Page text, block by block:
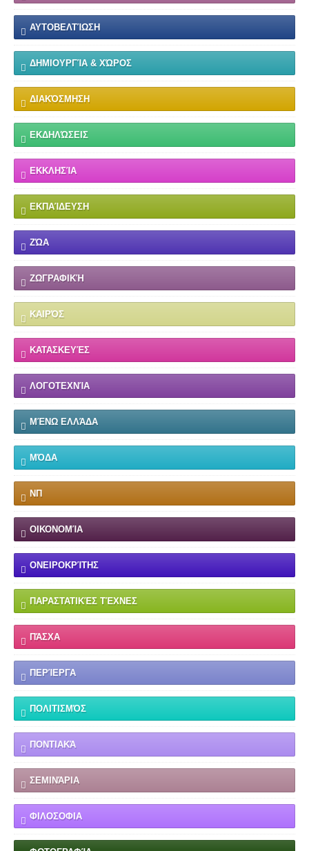
ΑΥΤΟΒΕΛΤΊΩΣΗ
ΔΗΜΙΟΥΡΓΊΑ & ΧΏΡΟΣ
ΔΙΑΚΌΣΜΗΣΗ
ΕΚΔΗΛΏΣΕΙΣ
ΕΚΚΛΗΣΊΑ
ΕΚΠΑΊΔΕΥΣΗ
ΖΏΑ
ΖΩΓΡΑΦΙΚΉ
ΚΑΙΡΌΣ
ΚΑΤΑΣΚΕΥΈΣ
ΛΟΓΟΤΕΧΝΊΑ
ΜΈΝΩ ΕΛΛΆΔΑ
ΜΌΔΑ
ΝΠ
ΟΙΚΟΝΟΜΊΑ
ΟΝΕΙΡΟΚΡΊΤΗΣ
ΠΑΡΑΣΤΑΤΙΚΈΣ ΤΈΧΝΕΣ
ΠΆΣΧΑ
ΠΕΡΊΕΡΓΑ
ΠΟΛΙΤΙΣΜΌΣ
ΠΟΝΤΙΑΚΆ
ΣΕΜΙΝΆΡΙΑ
ΦΙΛΟΣΟΦΙΑ